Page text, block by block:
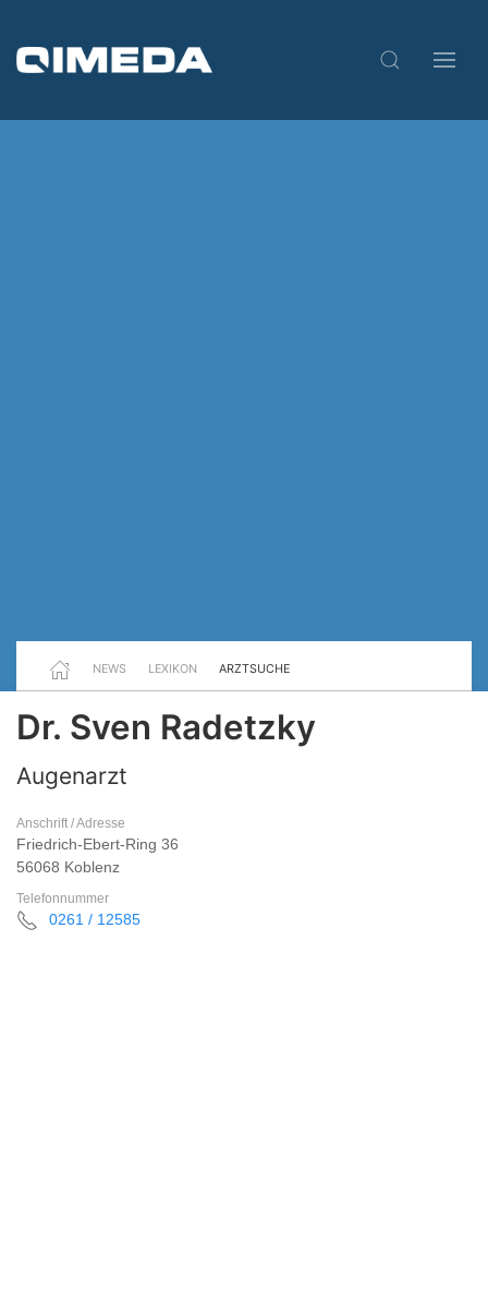
NEWS LEXIKON ARZTSUCHE
Dr. Sven Radetzky
Augenarzt
Anschrift / Adresse
Friedrich-Ebert-Ring 36
56068 Koblenz
Telefonnummer
0261 / 12585